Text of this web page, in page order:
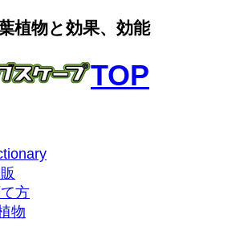
植物と効果、効能
TOP
方
物